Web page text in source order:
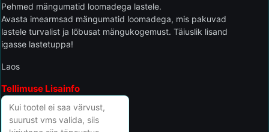
Pehmed mängumatid loomadega lastele.
Avasta imearmsad mängumatid loomadega, mis pakuvad
lastele turvalist ja lõbusat mängukogemust. Täiuslik lisand
igasse lastetuppa!
Laos
Tellimuse Lisainfo